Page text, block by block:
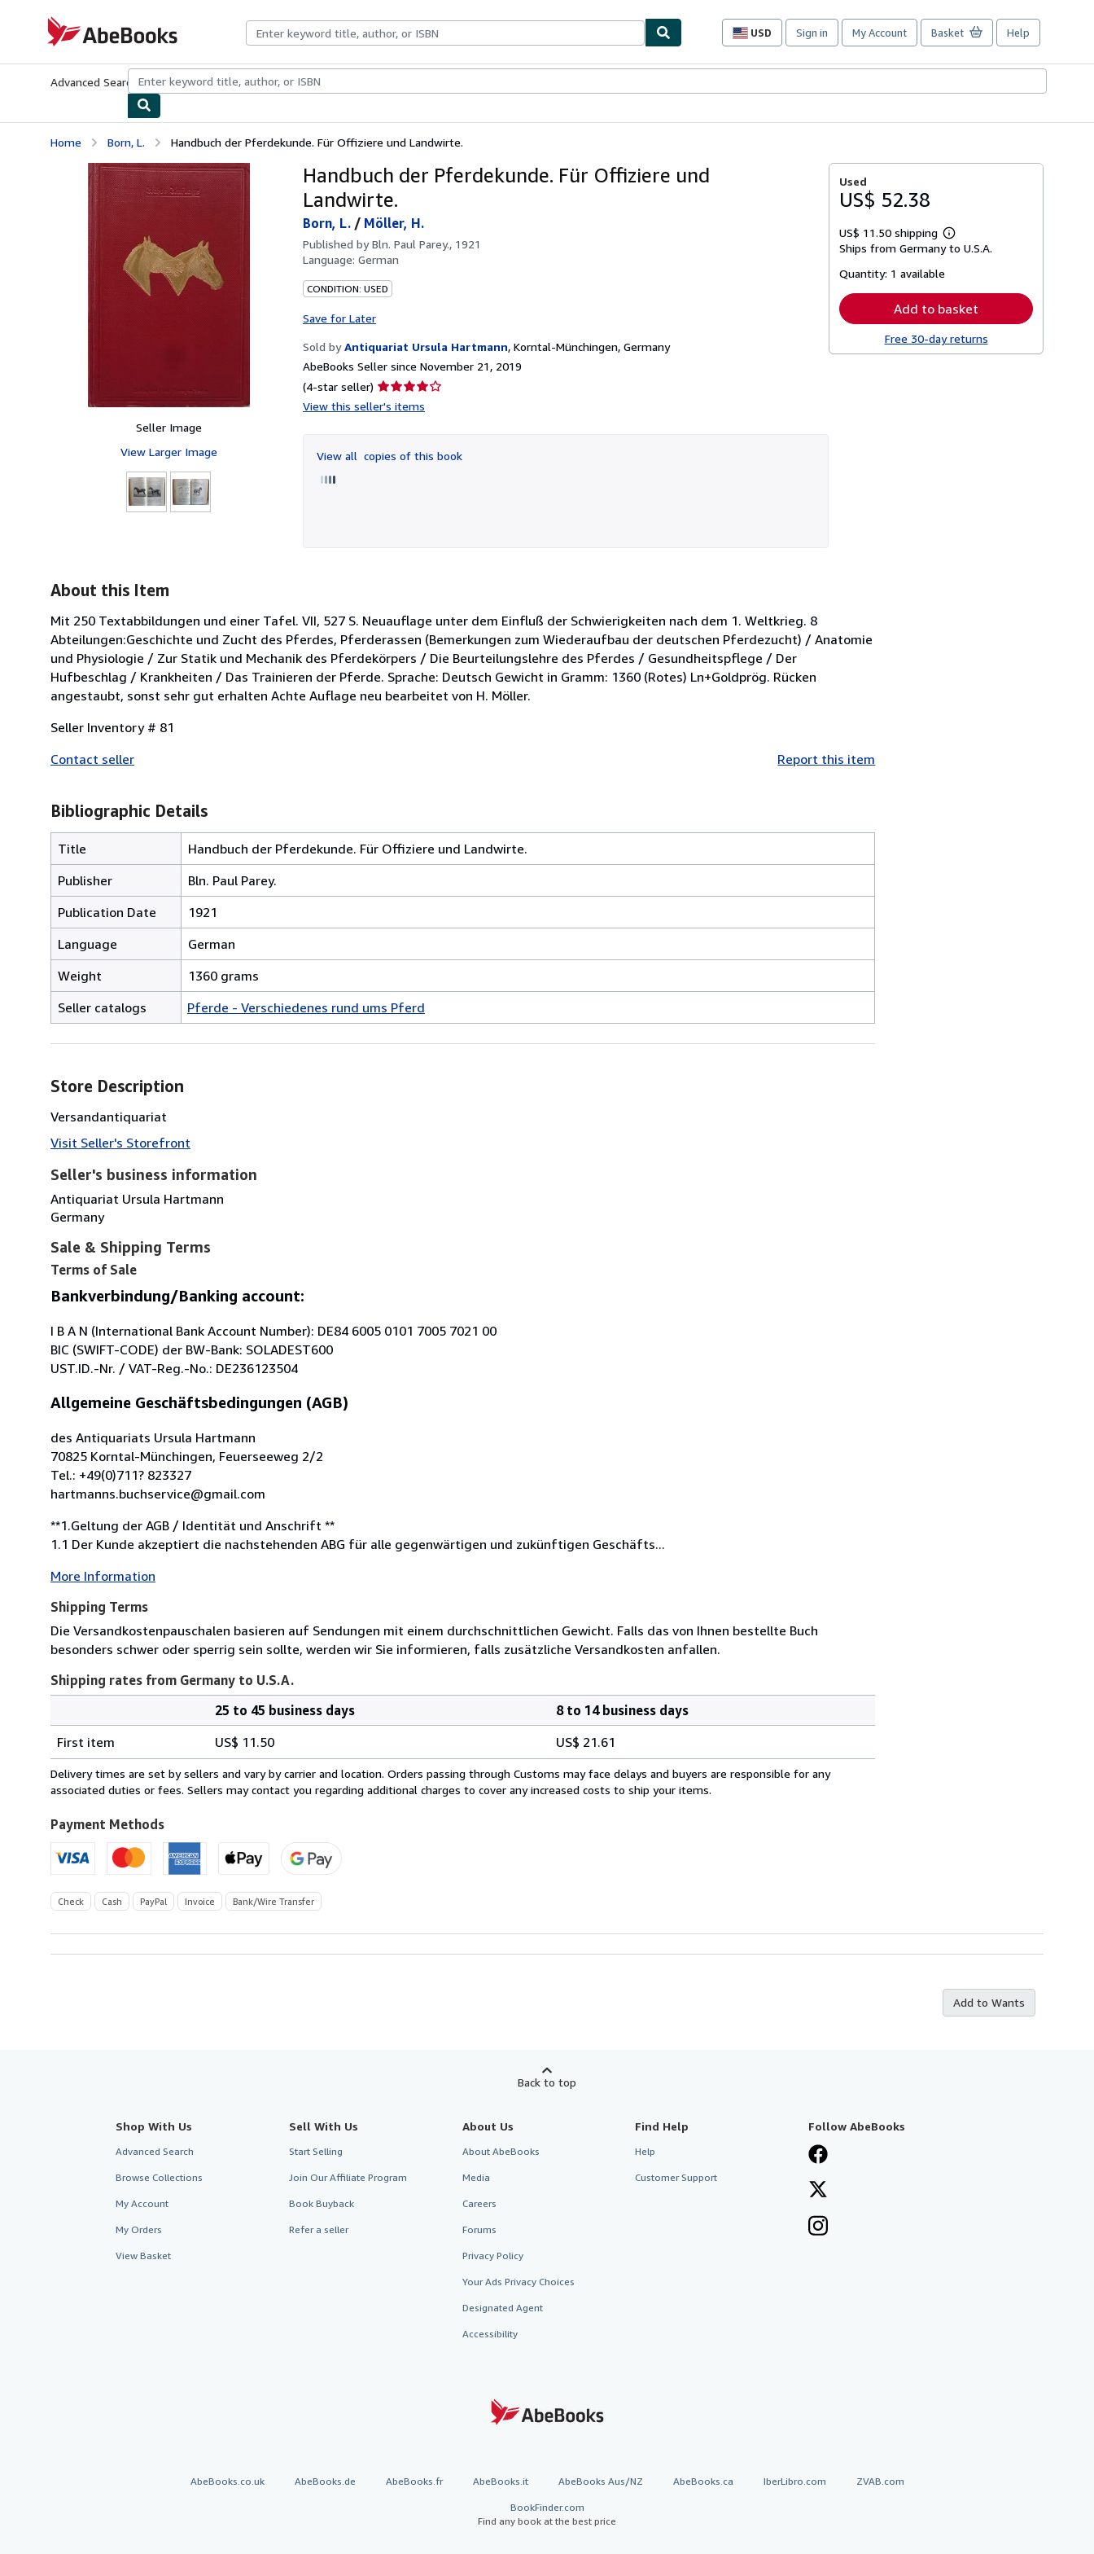
AbeBooks.com
USD
Site
preferences
Sign in My Account Basket Help
Advanced Search Browse CollectionsRare BooksArt & Collectibles
Home Born, L. Handbuch der Pferdekunde. Für Offiziere und Landwirte.
Seller Image
View Larger Image
Handbuch der Pferdekunde. Für Offiziere und
Landwirte.
Born, L. / Möller, H.
Published byBln. Paul Parey., 1921
Language: German
CONDITION: USED
Save for Later
Sold by Antiquariat Ursula Hartmann, Korntal-Münchingen, Germany
AbeBooks Seller since November 21, 2019
(4-star seller) Seller
rating
of
5
View this seller's items
View all copies of this book
Used
US$ 52.38
US$ 11.50 shipping
Learn
more
Ships from Germany to U.S.A.
Quantity: 1 available
Add to basket
Free 30-day returns
About this Item
Mit 250 Textabbildungen und einer Tafel. VII, 527 S. Neuauflage unter dem Einfluß der Schwierigkeiten nach dem 1. Weltkrieg. 8
Abteilungen:Geschichte und Zucht des Pferdes, Pferderassen (Bemerkungen zum Wiederaufbau der deutschen Pferdezucht) / Anatomie
und Physiologie / Zur Statik und Mechanik des Pferdekörpers / Die Beurteilungslehre des Pferdes / Gesundheitspflege / Der
Hufbeschlag / Krankheiten / Das Trainieren der Pferde. Sprache: Deutsch Gewicht in Gramm: 1360 (Rotes) Ln+Goldprög. Rücken
angestaubt, sonst sehr gut erhalten Achte Auflage neu bearbeitet von H. Möller.
Seller Inventory # 81
Contact seller
Report this item
Bibliographic Details
Title
Handbuch der Pferdekunde. Für Offiziere und Landwirte.
Publisher
Bln. Paul Parey.
Publication Date
1921
Language
German
Weight
1360 grams
Seller catalogs
Pferde - Verschiedenes rund ums Pferd
Store Description
Versandantiquariat
Visit Seller's Storefront
Seller's business information
Antiquariat Ursula Hartmann
Germany
Sale & Shipping Terms
Terms of Sale
Bankverbindung/Banking account:
I B A N (International Bank Account Number): DE84 6005 0101 7005 7021 00
BIC (SWIFT-CODE) der BW-Bank: SOLADEST600
UST.ID.-Nr. / VAT-Reg.-No.: DE236123504
Allgemeine Geschäftsbedingungen (AGB)
des Antiquariats Ursula Hartmann
70825 Korntal-Münchingen, Feuerseeweg 2/2
Tel.: +49(0)711? 823327
hartmanns.buchservice@gmail.com
**1.Geltung der AGB / Identität und Anschrift **
1.1 Der Kunde akzeptiert die nachstehenden ABG für alle gegenwärtigen und zukünftigen Geschäfts...
More Information
Shipping Terms
Die Versandkostenpauschalen basieren auf Sendungen mit einem durchschnittlichen Gewicht. Falls das von Ihnen bestellte Buch
besonders schwer oder sperrig sein sollte, werden wir Sie informieren, falls zusätzliche Versandkosten anfallen.
Shipping rates from Germany to U.S.A.
Shipping
rates
from
Germany
U.S.A.
quantity
25 to 45 business days
8 to 14 business days
First item
US$ 11.50 US$ 21.61
Delivery times are set by sellers and vary by carrier and location. Orders passing through Customs may face delays and buyers are responsible for any
associated duties or fees. Sellers may contact you regarding additional charges to cover any increased costs to ship your items.
Payment Methods
Check Cash PayPal Invoice Bank/Wire Transfer
Add to Wants
Back to top
Shop With Us
Advanced Search
Browse Collections
My Account
My Orders
View Basket
Sell With Us
Start Selling
Join Our Affiliate Program
Book Buyback
Refer a seller
About Us
About AbeBooks
Media
Careers
Forums
Privacy Policy
Your Ads Privacy Choices
Designated Agent
Accessibility
Find Help
Help
Customer Support
Follow AbeBooks
AbeBooks.co.uk AbeBooks.de AbeBooks.fr AbeBooks.it AbeBooks Aus/NZ AbeBooks.ca IberLibro.com ZVAB.com
BookFinder.com
Find any book at the best price